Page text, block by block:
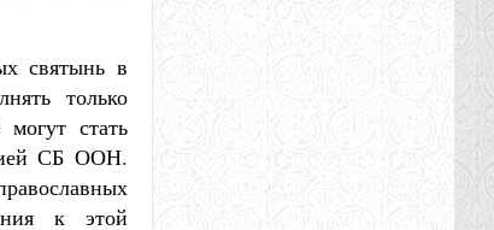
святынь в
только
стать
СБ ООН.
к этой